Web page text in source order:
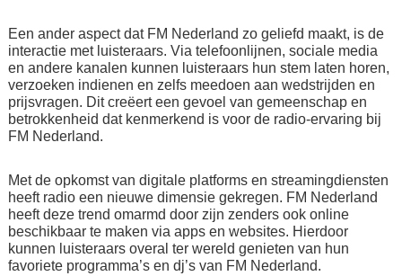
Een ander aspect dat FM Nederland zo geliefd maakt, is de
interactie met luisteraars. Via telefoonlijnen, sociale media
en andere kanalen kunnen luisteraars hun stem laten horen,
verzoeken indienen en zelfs meedoen aan wedstrijden en
prijsvragen. Dit creëert een gevoel van gemeenschap en
betrokkenheid dat kenmerkend is voor de radio-ervaring bij
FM Nederland.
Met de opkomst van digitale platforms en streamingdiensten
heeft radio een nieuwe dimensie gekregen. FM Nederland
heeft deze trend omarmd door zijn zenders ook online
beschikbaar te maken via apps en websites. Hierdoor
kunnen luisteraars overal ter wereld genieten van hun
favoriete programma’s en dj’s van FM Nederland.